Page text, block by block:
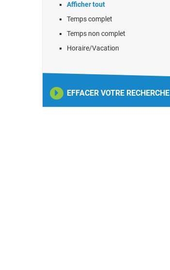
Afficher tout
Temps complet
Temps non complet
Horaire/Vacation
EFFACER VOTRE RECHERCHE